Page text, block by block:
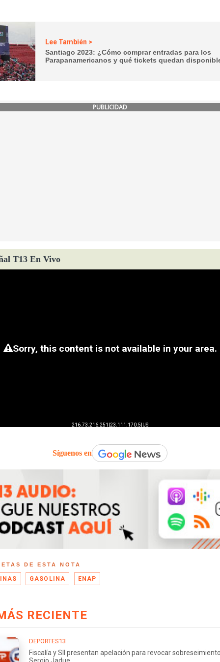
Lee También >
Santiago 2023: ¿Cómo comprar entradas para los
Parapanamericanos y qué tickets quedan
PUBLICIDAD
T13 En Vivo
Síguenos en
DE ESTA NOTA
GASOLINA ENAP
RECIENTE
DEPORTES13
Fiscalía y SII presentan apelación para revocar
Sergio Jadue